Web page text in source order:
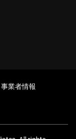
事業者情報